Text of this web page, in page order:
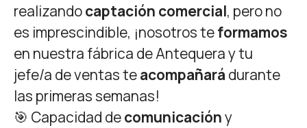
realizandocaptación comercial, pero no
es imprescindible, ¡nosotros teformamos
en nuestra fábrica de Antequera y tu
jefe/a de ventas teacompañará durante
las primeras semanas!
🎯 Capacidad decomunicacióny